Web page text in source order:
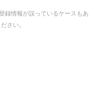
録情報が誤っているケースもあ
さい。